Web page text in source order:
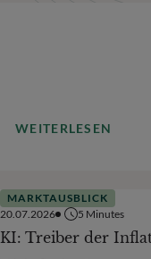
WEITERLESEN
MARKTAUSBLICK
20.07.2026
5 Minutes
KI: Treiber der